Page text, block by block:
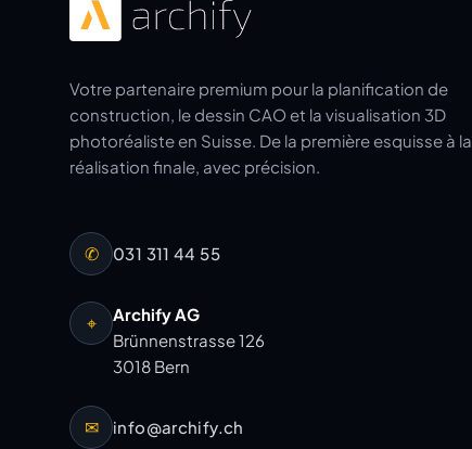
Votre partenaire premium pour la planification de
construction, le dessin CAO et la visualisation 3D
photoréaliste en Suisse. De la première esquisse à la
réalisation finale, avec précision.
✆ 031 311 44 55
⌖
Archify AG
Brünnenstrasse 126
3018 Bern
✉ info@archify.ch